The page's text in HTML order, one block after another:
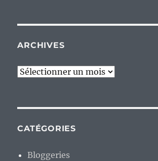
ARCHIVES
Archives
CATÉGORIES
Bloggeries